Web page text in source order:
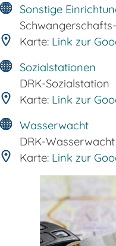
Sonstige
Karte: Link zur
Sozialstationen
DRK-Sozialstation
Karte: Link zur
Wasserwacht
DRK-Wasserwacht
Karte: Link zur